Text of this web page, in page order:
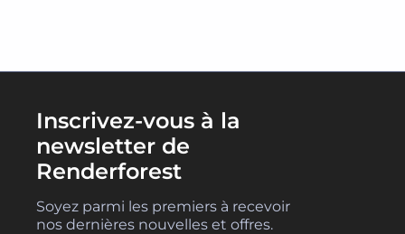
Inscrivez-vous à la
newsletter de
Renderforest
Soyez parmi les premiers à recevoir
nos dernières nouvelles et offres.